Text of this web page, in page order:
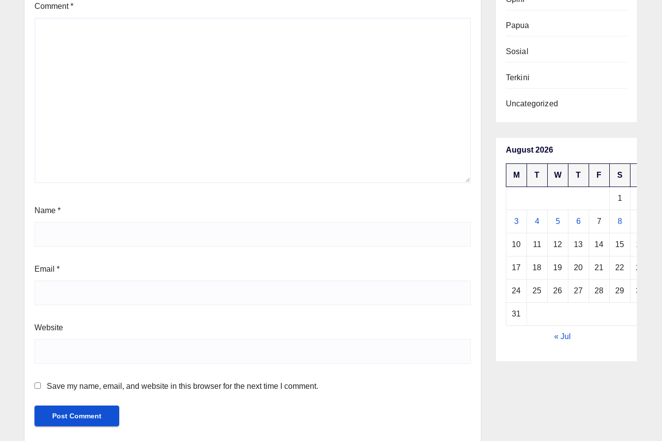
Comment*
Name *
Email *
Website
Save my name, email, and website in this browser for the next time I comment.
Papua
Sosial
Terkini
Uncategorized
August 2026
M T W T F S
1
3 4 5 6 7 8
10 11 12 13 14 15 16
17 18 19 20 21 22 23
24 25 26 27 28 29 30
31
« Jul